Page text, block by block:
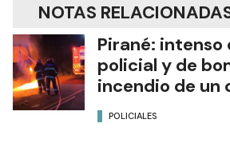
NOTAS
Pirané:
policial y de
incendio de un
POLICIALES